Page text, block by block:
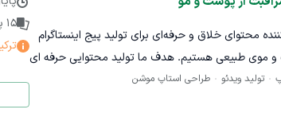
یک محتوای بصری تأثیرگذار هستیم!
محتوای خلاق و حرفه‌ای برای تولید پیج اینستاگرام
و موی طبیعی هستیم. هدف ما تولید محتوایی حرفه‌ ای
و یکدست با هویت بصری مشخص و متناسب با برند و ریلز های با کیفیت برای جذب مخاطب و افزایش
تولید ویدئو
طراحی استاپ موشن
15